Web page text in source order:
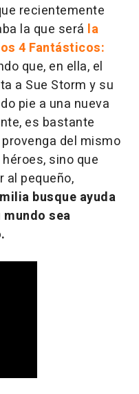
recientemente
la que será la
4 Fantásticos:
que, en ella, el
a Sue Storm y su
pie a una nueva
es bastante
del mismo
sino que
al pequeño,
busque ayuda
sea